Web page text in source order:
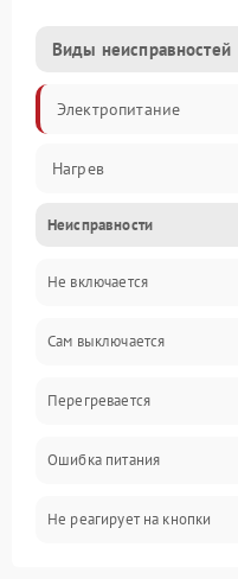
Виды неисправностей
Электропитание
Нагрев
Неисправности
Не включается
Сам выключается
Перегревается
Ошибка питания
Не реагирует на кнопки